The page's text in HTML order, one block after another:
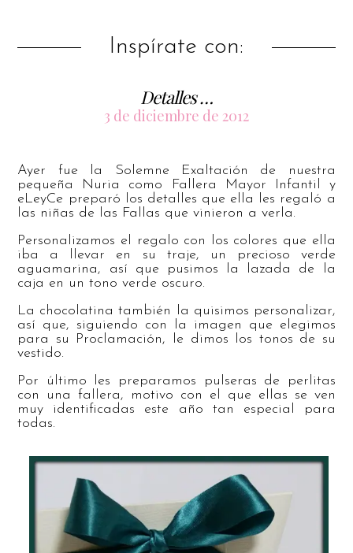
Inspírate con:
Detalles …
3 de diciembre de 2012
Ayer fue la Solemne Exaltación de nuestra
pequeña Nuria como Fallera Mayor Infantil y
eLeyCe preparó los detalles que ella les regaló a
las niñas de las Fallas que vinieron a verla.
Personalizamos el regalo con los colores que ella
iba a llevar en su traje, un precioso verde
aguamarina, así que pusimos la lazada de la
caja en un tono verde oscuro.
La chocolatina también la quisimos personalizar,
así que, siguiendo con la imagen que elegimos
para su Proclamación, le dimos los tonos de su
vestido.
Por último les preparamos pulseras de perlitas
con una fallera, motivo con el que ellas se ven
muy identificadas este año tan especial para
todas.